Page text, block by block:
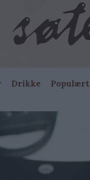
Drikke Populært